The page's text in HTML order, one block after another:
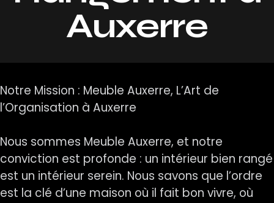
Auxerre
Notre Mission : Meuble Auxerre, L’Art de
l’Organisation à Auxerre
Nous sommes Meuble Auxerre, et notre
conviction est profonde : un intérieur bien rangé
est un intérieur serein. Nous savons que l’ordre
est la clé d’une maison où il fait bon vivre, où